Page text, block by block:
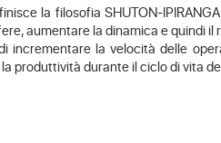
la filosofia SHUTON-
aumentare la dinamica e quindi il
incrementare la velocità delle
produttività durante il ciclo di vita